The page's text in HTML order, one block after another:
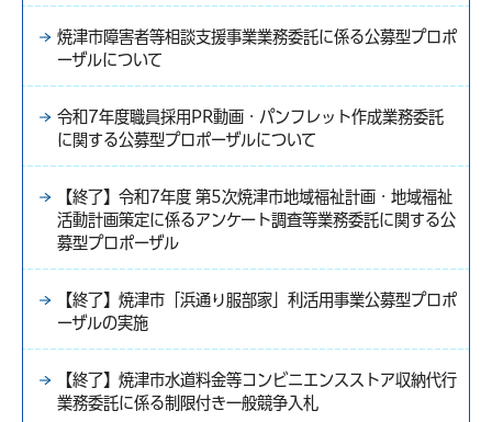
焼津市障害者等相談支援事業業務委託に係る公募型プロポ
ーザルについて
令和7年度職員採用PR動画・パンフレット作成業務委託
に関する公募型プロポーザルについて
【終了】令和7年度 第5次焼津市地域福祉計画・地域福祉
活動計画策定に係るアンケート調査等業務委託に関する公
募型プロポーザル
【終了】焼津市「浜通り服部家」利活用事業公募型プロポ
ーザルの実施
【終了】焼津市水道料金等コンビニエンスストア収納代行
業務委託に係る制限付き一般競争入札